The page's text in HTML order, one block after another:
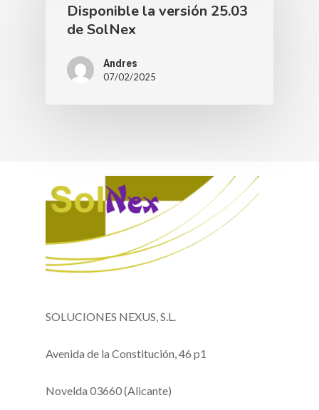
Disponible la versión 25.03
de SolNex
Andres
07/02/2025
SOLUCIONES NEXUS, S.L.
Avenida de la Constitución, 46 p1
Novelda 03660 (Alicante)